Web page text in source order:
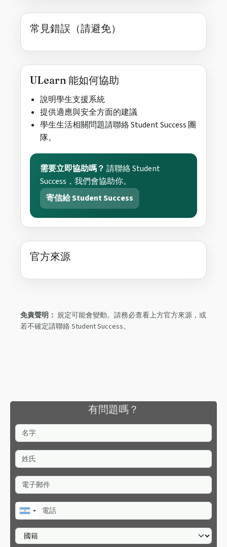
常見錯誤（請避免）
ULearn 能如何協助
說明學生支援系統
提供適應與安全方面的建議
學生生活相關問題請聯絡 Student Success 團
隊。
需要立即協助嗎？ 請聯絡 Student
Success，我們會協助你。
寄信給 Student Success
官方來源
免責聲明： 規定可能會變動。請務必查看上方官方來源，或
若不確定請聯絡 Student Success。
有問題嗎？
名字
姓氏
電子郵件
電話
國籍